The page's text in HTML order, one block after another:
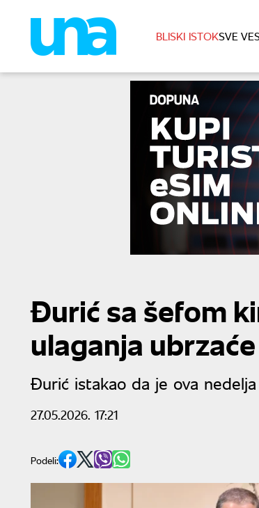
BLISKI ISTOKSVE
Đurić sa šefom
ulaganja
Đurić istakao da je ova
27.05.2026. 17:21
Podeli: